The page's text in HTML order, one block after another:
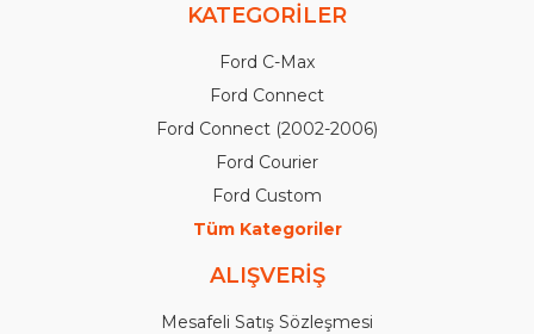
KATEGORİLER
Ford C-Max
Ford Connect
Ford Connect (2002-2006)
Ford Courier
Ford Custom
Tüm Kategoriler
ALIŞVERİŞ
Mesafeli Satış Sözleşmesi